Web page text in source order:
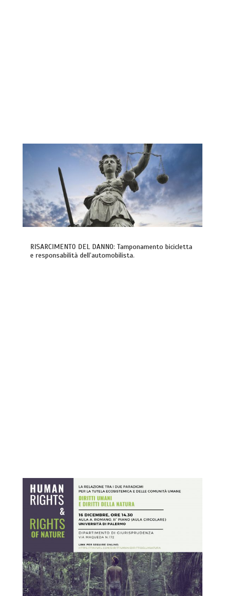
RISARCIMENTO DEL DANNO: Tamponamento bicicletta
e responsabilità dell’automobilista.